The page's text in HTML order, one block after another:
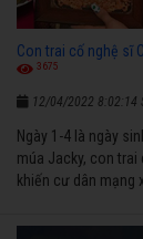
Con trai cố nghệ sĩ
3675
12/04/2022 8:02:14
Ngày 1-4 là ngày
múa Jacky, con trai
khiến cư dân mạng